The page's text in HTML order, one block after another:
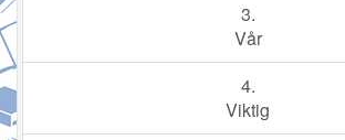
3.
Vår
4.
Viktig